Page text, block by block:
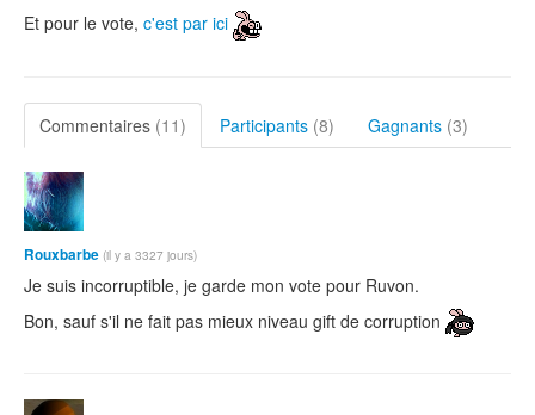
Et pour le vote, c'est par ici
Commentaires (11) Participants (8) Gagnants (3)
Rouxbarbe (il y a 3327 jours)
Je suis incorruptible, je garde mon vote pour Ruvon.
Bon, sauf s'il ne fait pas mieux niveau gift de corruption